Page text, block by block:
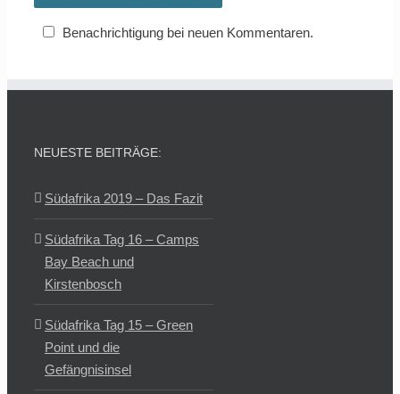
Benachrichtigung bei neuen Kommentaren.
NEUESTE BEITRÄGE:
Südafrika 2019 – Das Fazit
Südafrika Tag 16 – Camps
Bay Beach und
Kirstenbosch
Südafrika Tag 15 – Green
Point und die
Gefängnisinsel